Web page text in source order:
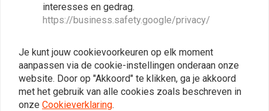
interesses en gedrag.
https://business.safety.google/privacy/
Je kunt jouw cookievoorkeuren op elk moment
aanpassen via de cookie-instellingen onderaan onze
website. Door op "Akkoord" te klikken, ga je akkoord
met het gebruik van alle cookies zoals beschreven in
onze Cookieverklaring.